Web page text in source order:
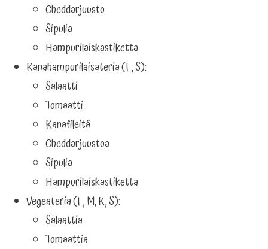
Cheddarjuusto
Sipulia
Hampurilaiskastiketta
Kanahampurilaisateria (L, S):
Salaatti
Tomaatti
Kanafileitä
Cheddarjuustoa
Sipulia
Hampurilaiskastiketta
Vegeateria (L, M, K, S):
Salaattia
Tomaattia